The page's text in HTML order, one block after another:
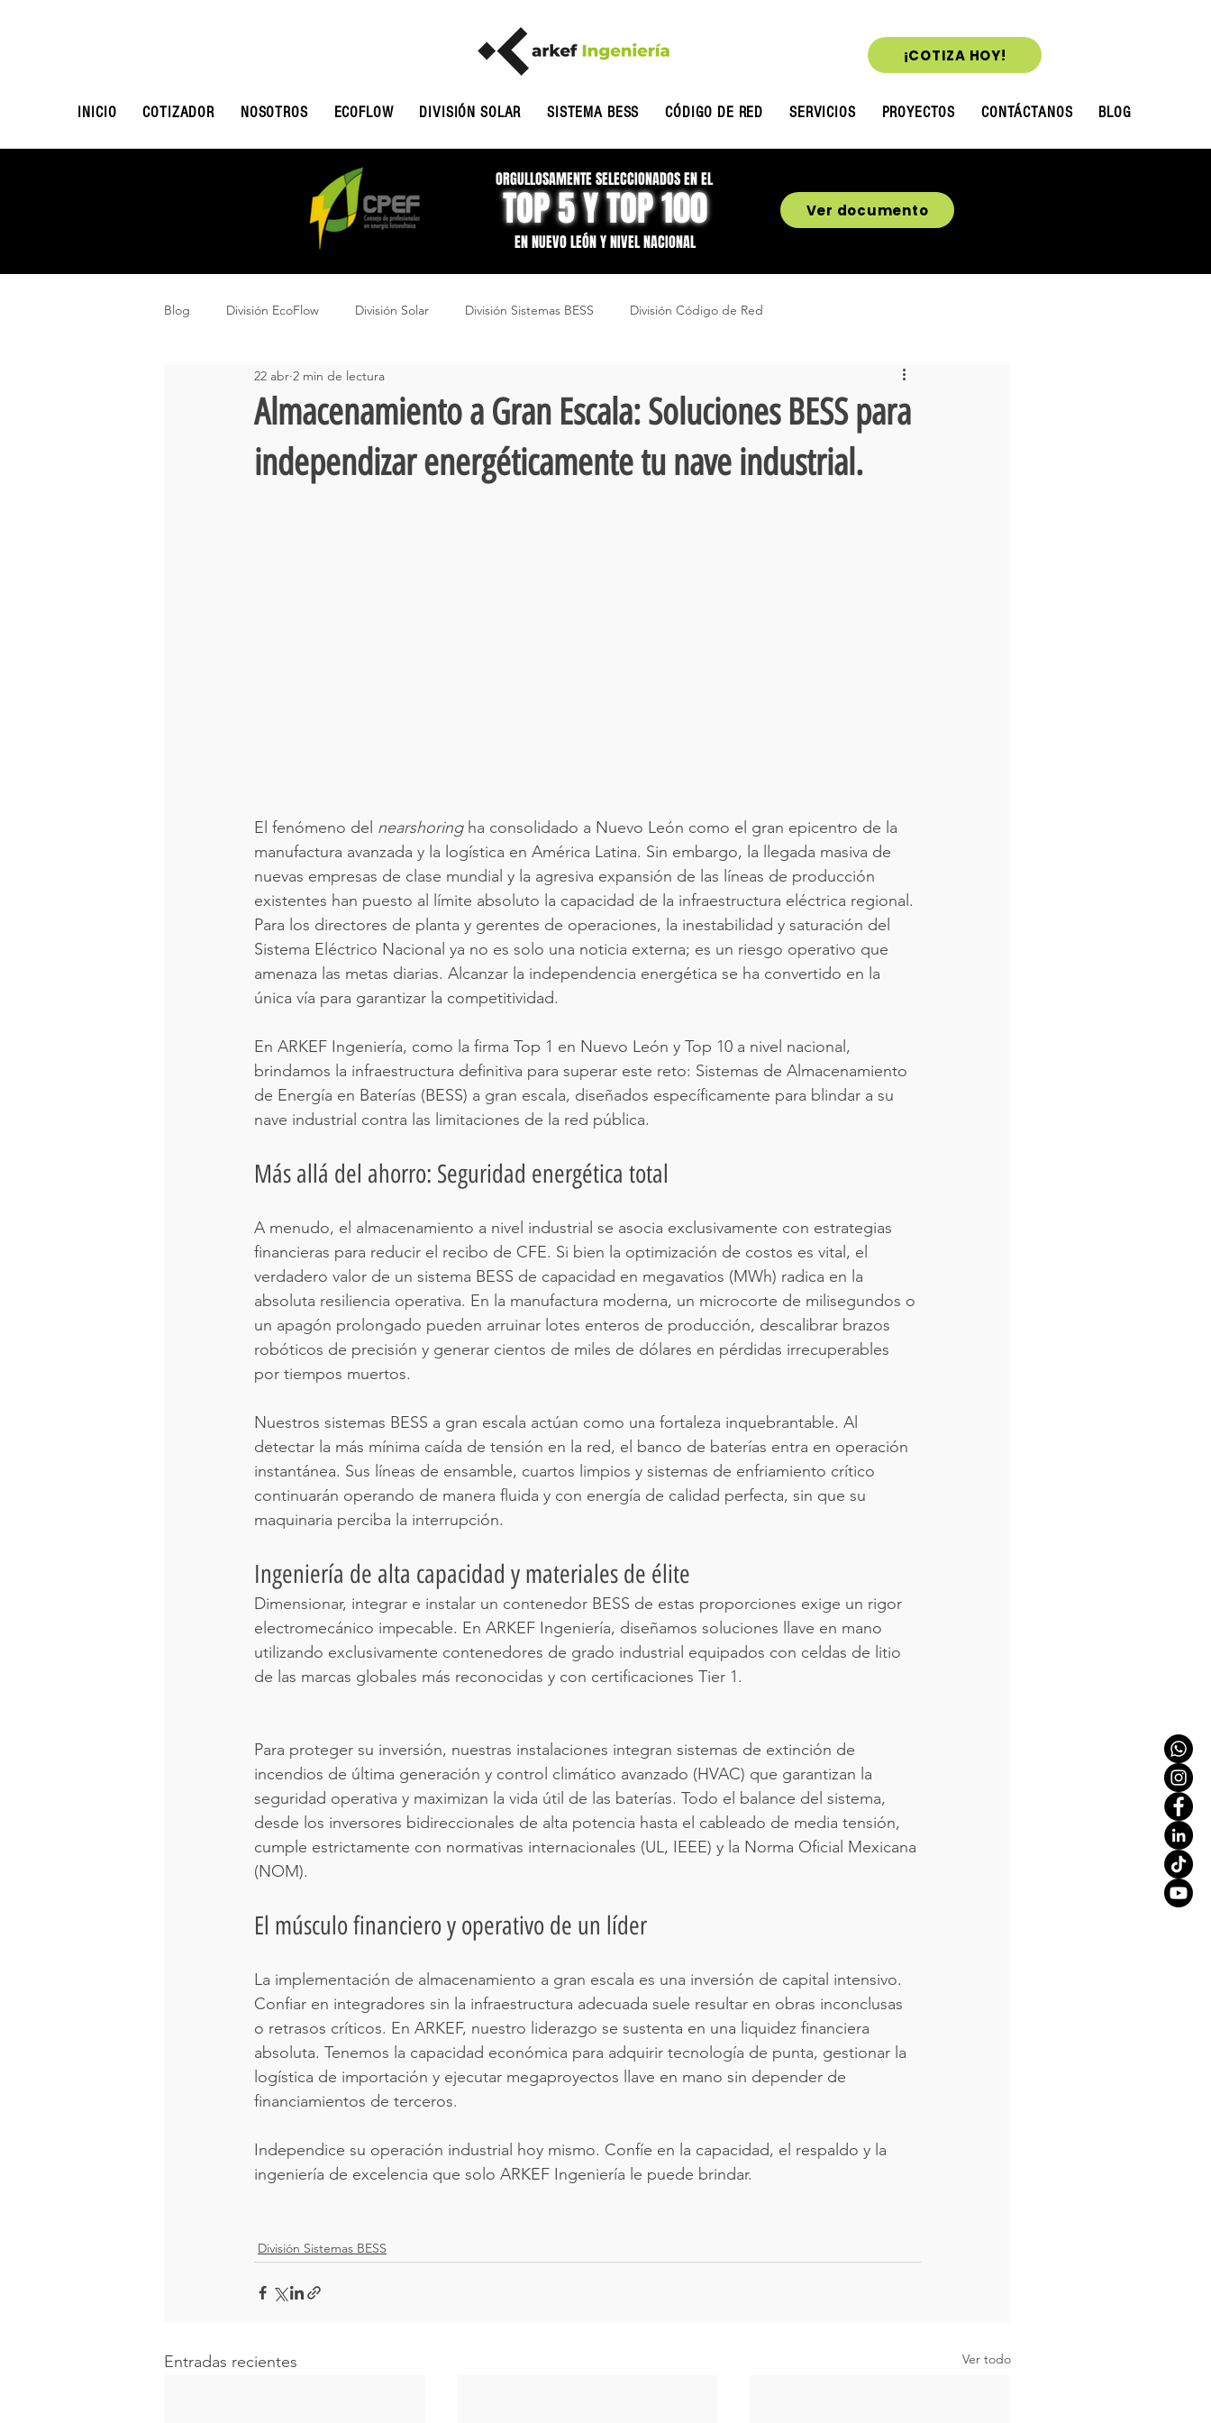
¡COTIZA HOY!
INICIO COTIZADOR NOSOTROS ECOFLOW DIVISIÓN SOLAR SISTEMA BESS CÓDIGO DE RED SERVICIOS PROYECTOS CONTÁCTANOS BLOG
EN NUEVO LEÓN Y NIVEL NACIONAL
TOP 5 Y TOP 100
ORGULLOSAMENTE SELECCIONADOS EN EL
Ver documento
Blog División EcoFlow División Solar División Sistemas BESS División Código de Red
Almacenamiento a Gran Escala: Soluciones BESS para
independizar energéticamente tu nave industrial.
22 abr 2 min de lectura
El fenómeno del nearshoring ha consolidado a Nuevo León como el gran epicentro de la
manufactura avanzada y la logística en América Latina. Sin embargo, la llegada masiva de
nuevas empresas de clase mundial y la agresiva expansión de las líneas de producción
existentes han puesto al límite absoluto la capacidad de la infraestructura eléctrica regional.
Para los directores de planta y gerentes de operaciones, la inestabilidad y saturación del
Sistema Eléctrico Nacional ya no es solo una noticia externa; es un riesgo operativo que
amenaza las metas diarias. Alcanzar la independencia energética se ha convertido en la
única vía para garantizar la competitividad.
En ARKEF Ingeniería, como la firma Top 1 en Nuevo León y Top 10 a nivel nacional,
brindamos la infraestructura definitiva para superar este reto: Sistemas de Almacenamiento
de Energía en Baterías (BESS) a gran escala, diseñados específicamente para blindar a su
nave industrial contra las limitaciones de la red pública.
Más allá del ahorro: Seguridad energética total
A menudo, el almacenamiento a nivel industrial se asocia exclusivamente con estrategias
financieras para reducir el recibo de CFE. Si bien la optimización de costos es vital, el
verdadero valor de un sistema BESS de capacidad en megavatios (MWh) radica en la
absoluta resiliencia operativa. En la manufactura moderna, un microcorte de milisegundos o
un apagón prolongado pueden arruinar lotes enteros de producción, descalibrar brazos
robóticos de precisión y generar cientos de miles de dólares en pérdidas irrecuperables
por tiempos muertos.
Nuestros sistemas BESS a gran escala actúan como una fortaleza inquebrantable. Al
detectar la más mínima caída de tensión en la red, el banco de baterías entra en operación
instantánea. Sus líneas de ensamble, cuartos limpios y sistemas de enfriamiento crítico
continuarán operando de manera fluida y con energía de calidad perfecta, sin que su
maquinaria perciba la interrupción.
Ingeniería de alta capacidad y materiales de élite
Dimensionar, integrar e instalar un contenedor BESS de estas proporciones exige un rigor
electromecánico impecable. En ARKEF Ingeniería, diseñamos soluciones llave en mano
utilizando exclusivamente contenedores de grado industrial equipados con celdas de litio
de las marcas globales más reconocidas y con certificaciones Tier 1.
Para proteger su inversión, nuestras instalaciones integran sistemas de extinción de
incendios de última generación y control climático avanzado (HVAC) que garantizan la
seguridad operativa y maximizan la vida útil de las baterías. Todo el balance del sistema,
desde los inversores bidireccionales de alta potencia hasta el cableado de media tensión,
cumple estrictamente con normativas internacionales (UL, IEEE) y la Norma Oficial Mexicana
(NOM).
El músculo financiero y operativo de un líder
La implementación de almacenamiento a gran escala es una inversión de capital intensivo.
Confiar en integradores sin la infraestructura adecuada suele resultar en obras inconclusas
o retrasos críticos. En ARKEF, nuestro liderazgo se sustenta en una liquidez financiera
absoluta. Tenemos la capacidad económica para adquirir tecnología de punta, gestionar la
logística de importación y ejecutar megaproyectos llave en mano sin depender de
financiamientos de terceros.
Independice su operación industrial hoy mismo. Confíe en la capacidad, el respaldo y la
ingeniería de excelencia que solo ARKEF Ingeniería le puede brindar.
División Sistemas BESS
Entradas recientes Ver todo